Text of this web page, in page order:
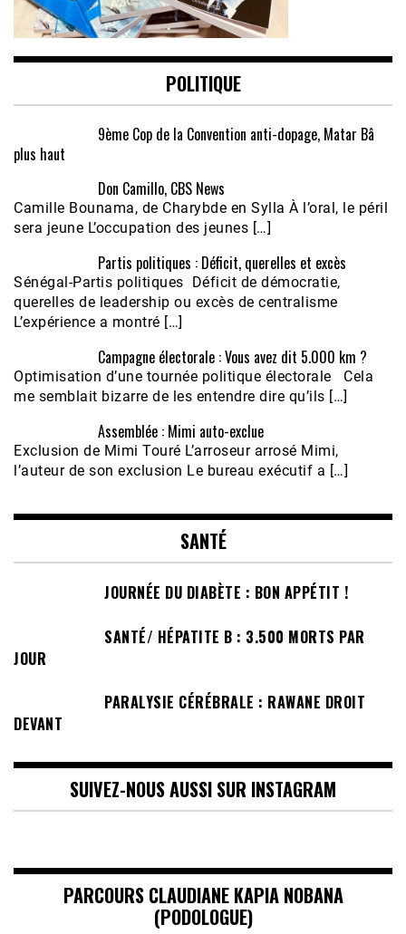
POLITIQUE
9ème Cop de la Convention anti-dopage, Matar Bâ
plus haut
Don Camillo, CBS News
Camille Bounama, de Charybde en Sylla À l’oral, le péril
sera jeune L’occupation des jeunes […]
Partis politiques : Déficit, querelles et excès
Sénégal-Partis politiques Déficit de démocratie,
querelles de leadership ou excès de centralisme
L’expérience a montré […]
Campagne électorale : Vous avez dit 5.000 km ?
Optimisation d’une tournée politique électorale Cela
me semblait bizarre de les entendre dire qu’ils […]
Assemblée : Mimi auto-exclue
Exclusion de Mimi Touré L’arroseur arrosé Mimi,
l’auteur de son exclusion Le bureau exécutif a […]
SANTÉ
JOURNÉE DU DIABÈTE : BON APPÉTIT !
SANTÉ/ HÉPATITE B : 3.500 MORTS PAR
JOUR
PARALYSIE CÉRÉBRALE : RAWANE DROIT
DEVANT
SUIVEZ-NOUS AUSSI SUR INSTAGRAM
PARCOURS CLAUDIANE KAPIA NOBANA
(PODOLOGUE)